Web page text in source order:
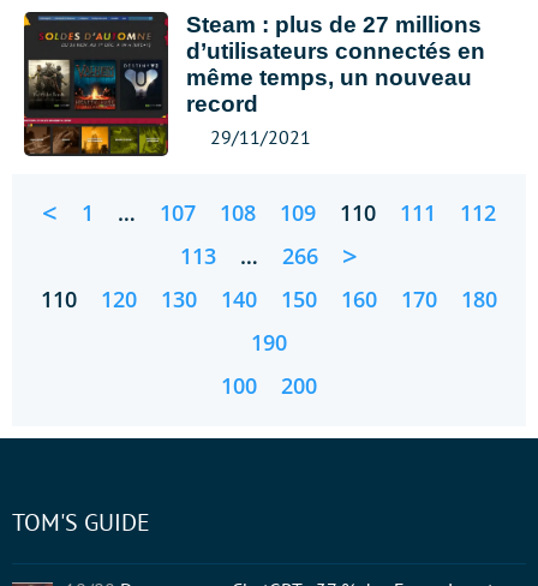
Steam : plus de 27 millions
d’utilisateurs connectés en
même temps, un nouveau
record
29/11/2021
< 1 … 107 108 109 110 111
112
113
… 266 >
110 120 130 140 150 160 170
180
190
100
200
TOM'S GUIDE